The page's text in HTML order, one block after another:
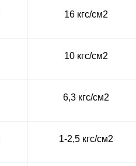
16 кгс/см2
10 кгс/см2
6,3 кгс/см2
1-2,5 кгс/см2